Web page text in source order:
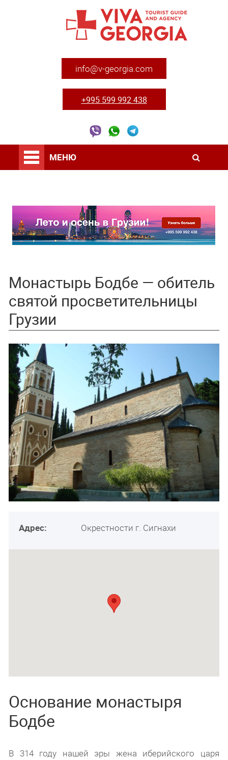
info@v-georgia.com
+995 599 992 438
МЕНЮ
Монастырь Бодбе — обитель
святой просветительницы
Грузии
Адрес: Окрестности г. Сигнахи
Основание монастыря
Бодбе
В 314 году нашей эры жена иберийского царя